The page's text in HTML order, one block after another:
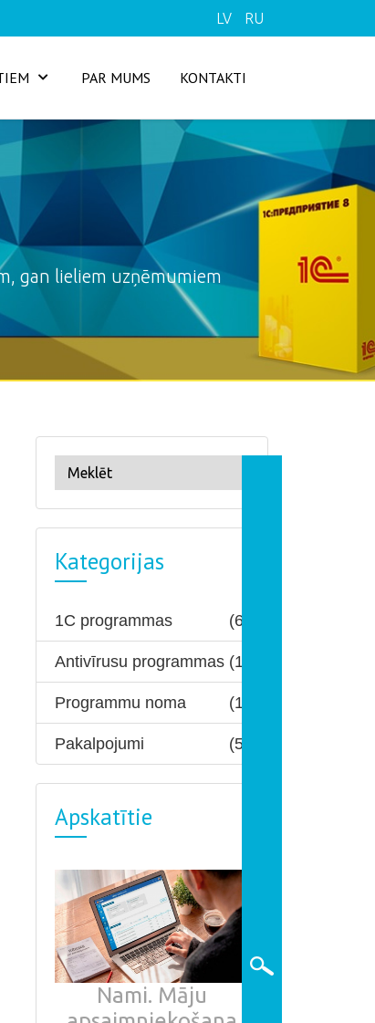
LV RU
PAR MUMS KONTAKTI
gan lieliem uzņēmumiem
Kategorijas
1C programmas (6)
Antivīrusu programmas (1)
Programmu noma (1)
Pakalpojumi (5)
Apskatītie
Nami. Māju